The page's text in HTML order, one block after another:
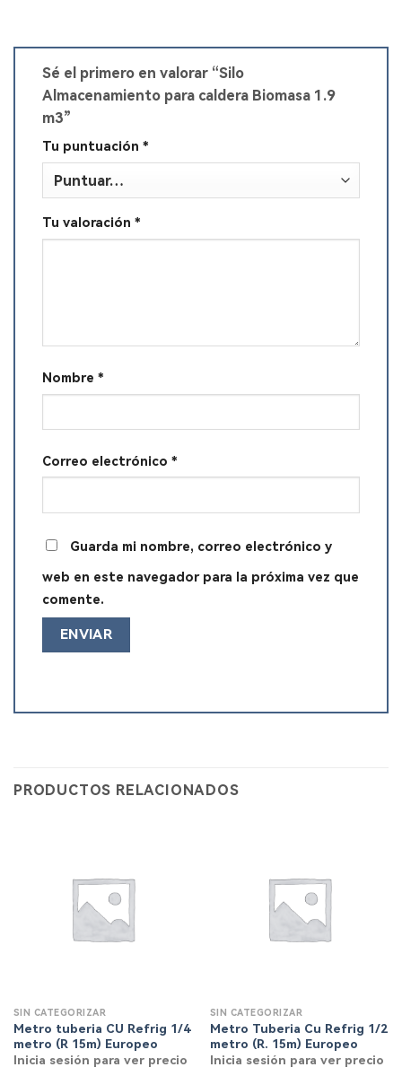
Sé el primero en valorar “Silo
Almacenamiento para caldera Biomasa 1.9
m3”
Tu puntuación *
Tu valoración *
Nombre *
Correo electrónico *
Guarda mi nombre, correo electrónico y
web en este navegador para la próxima vez que
comente.
PRODUCTOS RELACIONADOS
SIN CATEGORIZAR
Metro tuberia CU Refrig 1/4
metro (R 15m) Europeo
Inicia sesión para ver precio
SIN CATEGORIZAR
Metro Tuberia Cu Refrig 1/2
metro (R. 15m) Europeo
Inicia sesión para ver precio